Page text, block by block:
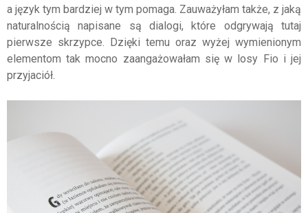
a język tym bardziej w tym pomaga. Zauważyłam także, z jaką
naturalnością napisane są dialogi, które odgrywają tutaj
pierwsze skrzypce. Dzięki temu oraz wyżej wymienionym
elementom tak mocno zaangażowałam się w losy Fio i jej
przyjaciół.